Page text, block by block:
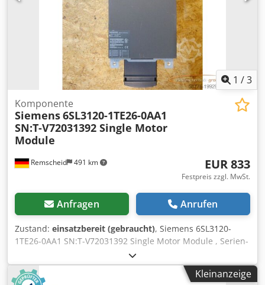
1 /3
Remscheid 491 km
Komponente
Siemens6SL3120-1TE26-0AA1
SN:T-V72031392 Single Motor
Module
EUR 833
Festpreis zzgl. MwSt.
Anfragen Anrufen
Zustand: einsatzbereit (gebraucht), Siemens 6SL3120-
1TE26-0AA1 SN:T-V72031392 Single Motor Module , Serien-
Nr. gemäß Foto , gebraucht, starke Gebrauchsspuren,
100% funktionsfähig Chedjxag U Eepfx Ak Aja
Kleinanzeige